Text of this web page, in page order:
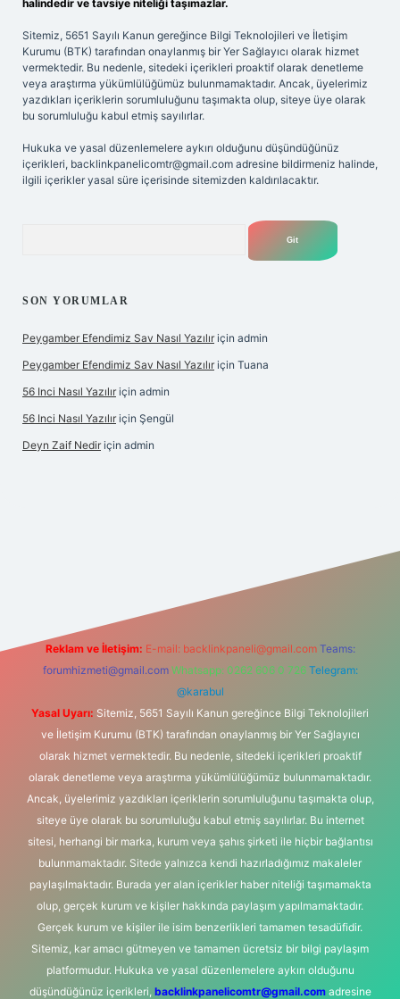
halindedir ve tavsiye niteliği taşımazlar.
Sitemiz, 5651 Sayılı Kanun gereğince Bilgi Teknolojileri ve İletişim
Kurumu (BTK) tarafından onaylanmış bir Yer Sağlayıcı olarak hizmet
vermektedir. Bu nedenle, sitedeki içerikleri proaktif olarak denetleme
veya araştırma yükümlülüğümüz bulunmamaktadır. Ancak, üyelerimiz
yazdıkları içeriklerin sorumluluğunu taşımakta olup, siteye üye olarak
bu sorumluluğu kabul etmiş sayılırlar.
Hukuka ve yasal düzenlemelere aykırı olduğunu düşündüğünüz
içerikleri, backlinkpanelicomtr@gmail.com adresine bildirmeniz halinde,
ilgili içerikler yasal süre içerisinde sitemizden kaldırılacaktır.
SON YORUMLAR
Peygamber Efendimiz Sav Nasıl Yazılır için admin
Peygamber Efendimiz Sav Nasıl Yazılır için Tuana
56 Inci Nasıl Yazılır için admin
56 Inci Nasıl Yazılır için Şengül
Deyn Zaif Nedir için admin
Reklam ve İletişim: E-mail: backlinkpaneli@gmail.com Teams:
forumhizmeti@gmail.com Whatsapp: 0262 606 0 726 Telegram:
@karabul
Yasal Uyarı: Sitemiz, 5651 Sayılı Kanun gereğince Bilgi Teknolojileri
ve İletişim Kurumu (BTK) tarafından onaylanmış bir Yer Sağlayıcı
olarak hizmet vermektedir. Bu nedenle, sitedeki içerikleri proaktif
olarak denetleme veya araştırma yükümlülüğümüz bulunmamaktadır.
Ancak, üyelerimiz yazdıkları içeriklerin sorumluluğunu taşımakta olup,
siteye üye olarak bu sorumluluğu kabul etmiş sayılırlar. Bu internet
sitesi, herhangi bir marka, kurum veya şahıs şirketi ile hiçbir bağlantısı
bulunmamaktadır. Sitede yalnızca kendi hazırladığımız makaleler
paylaşılmaktadır. Burada yer alan içerikler haber niteliği taşımamakta
olup, gerçek kurum ve kişiler hakkında paylaşım yapılmamaktadır.
Gerçek kurum ve kişiler ile isim benzerlikleri tamamen tesadüfidir.
Sitemiz, kar amacı gütmeyen ve tamamen ücretsiz bir bilgi paylaşım
platformudur. Hukuka ve yasal düzenlemelere aykırı olduğunu
düşündüğünüz içerikleri, backlinkpanelicomtr@gmail.comadresine